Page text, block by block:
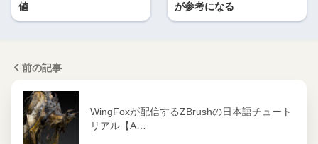
値
が参考になる
前の記事
WingFoxが配信するZBrushの日本語チュート
リアル【A…